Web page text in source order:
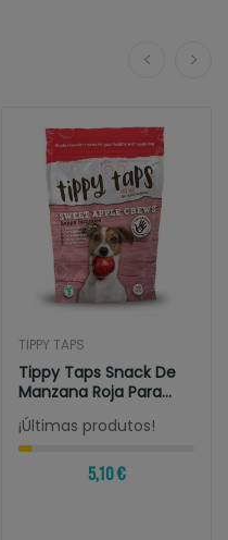
TIPPY TAPS
Tippy Taps Snack De
Manzana Roja Para
Perros
¡Últimas produtos!
5,10 €